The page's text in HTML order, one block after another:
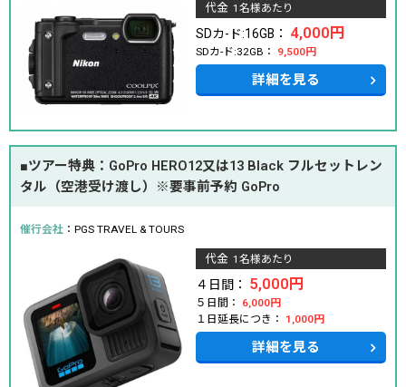
代金 1名様あたり
SDカ-ド:16GB： 4,000円
SDカ-ド:32GB： 9,500円
詳細を見る
■ツアー特典：GoPro HERO12又は13 Black フルセットレン
タル（空港受け渡し）※要事前予約 GoPro
催行会社 ：PGS TRAVEL & TOURS
代金 1名様あたり
４日間： 5,000円
５日間：
6,000円
１日延長につき：
1,000円
詳細を見る